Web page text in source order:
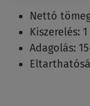
Nettó
Kiszerelés:
Adagolás: